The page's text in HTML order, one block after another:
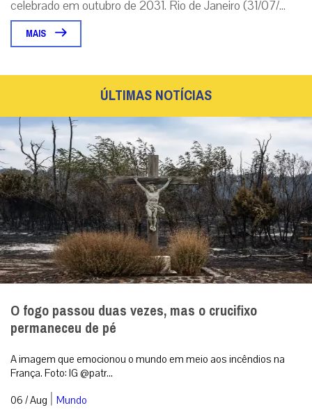
celebrado em outubro de 2031. Rio de Janeiro (31/07/...
MAIS
ÚLTIMAS NOTÍCIAS
O fogo passou duas vezes, mas o crucifixo
permaneceu de pé
A imagem que emocionou o mundo em meio aos incêndios na
França. Foto: IG @patr...
06 / Aug | Mundo